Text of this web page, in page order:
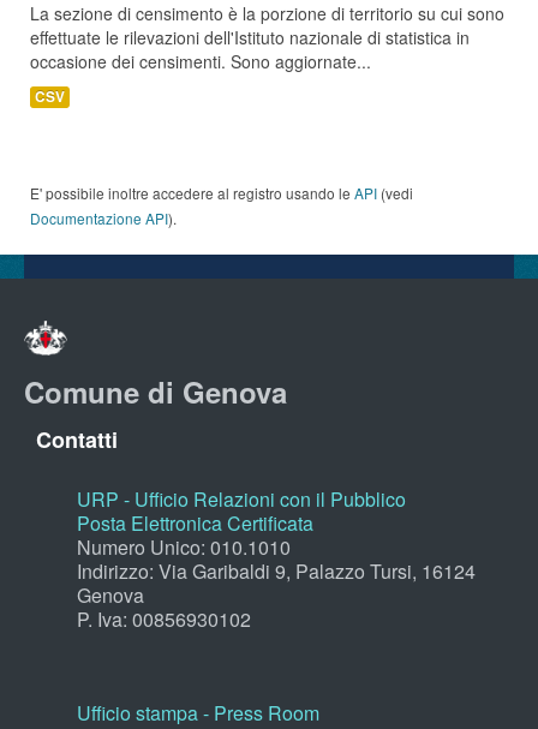
La sezione di censimento è la porzione di territorio su cui sono
effettuate le rilevazioni dell'Istituto nazionale di statistica in
occasione dei censimenti. Sono aggiornate...
CSV
E' possibile inoltre accedere al registro usando le API (vedi
Documentazione API).
Comune di Genova
Contatti
URP - Ufficio Relazioni con il Pubblico
Posta Elettronica Certificata
Numero Unico: 010.1010
Indirizzo: Via Garibaldi 9, Palazzo Tursi, 16124
Genova
P. Iva: 00856930102
Ufficio stampa - Press Room